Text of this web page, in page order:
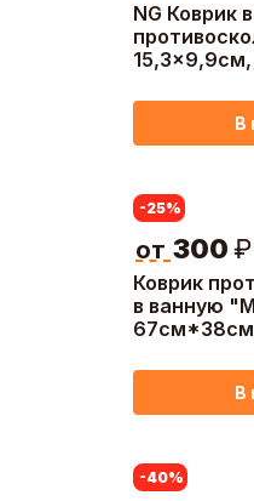
NG Коврик
В
Коврик
в ванную
-25%
от 300 ₽
В
-40%